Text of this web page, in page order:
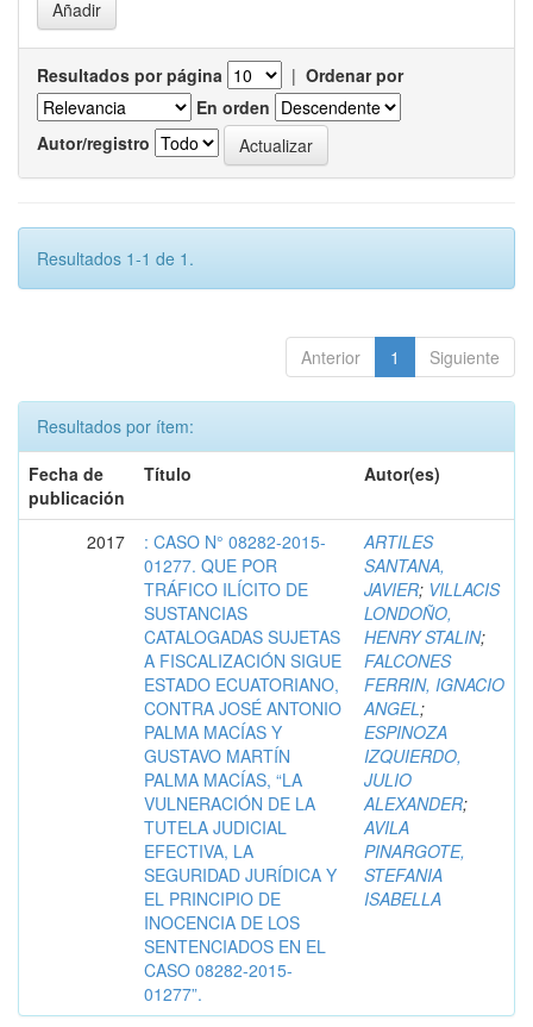
Resultados por página | Ordenar por
En orden
Autor/registro
Resultados 1-1 de 1.
Anterior 1 Siguiente
Resultados por ítem:
Fecha de
publicación
Título Autor(es)
2017
: CASO N° 08282-2015-
01277. QUE POR
TRÁFICO ILÍCITO DE
SUSTANCIAS
CATALOGADAS SUJETAS
A FISCALIZACIÓN SIGUE
ESTADO ECUATORIANO,
CONTRA JOSÉ ANTONIO
PALMA MACÍAS Y
GUSTAVO MARTÍN
PALMA MACÍAS, “LA
VULNERACIÓN DE LA
TUTELA JUDICIAL
EFECTIVA, LA
SEGURIDAD JURÍDICA Y
EL PRINCIPIO DE
INOCENCIA DE LOS
SENTENCIADOS EN EL
CASO 08282-2015-
01277”.
ARTILES
SANTANA,
JAVIER; VILLACIS
LONDOÑO,
HENRY STALIN;
FALCONES
FERRIN, IGNACIO
ANGEL;
ESPINOZA
IZQUIERDO,
JULIO
ALEXANDER;
AVILA
PINARGOTE,
STEFANIA
ISABELLA